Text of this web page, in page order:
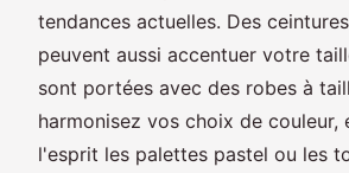
tendances actuelles. Des
peuvent aussi accentuer votre
sont portées avec des robes à
harmonisez vos choix de couleur,
l'esprit les palettes pastel ou les